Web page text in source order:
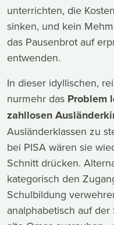
unterrichten, die
sinken, und kein
das Pausenbrot auf
entwenden.
In dieser idyllischen,
nurmehr das Problem
zahllosen
Ausländerklassen zu
bei PISA wären sie
Schnitt drücken.
kategorisch den
Schulbildung
analphabetisch auf